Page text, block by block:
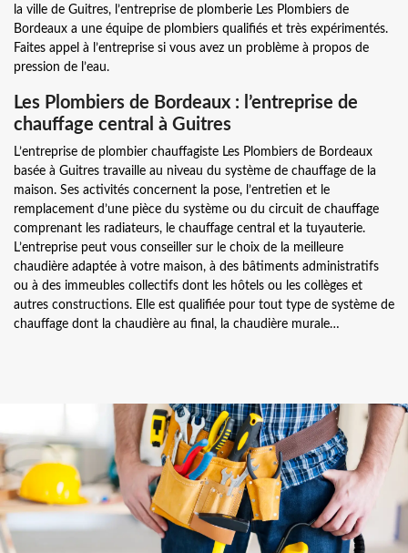
la ville de Guitres, l’entreprise de plomberie Les Plombiers de
Bordeaux a une équipe de plombiers qualifiés et très expérimentés.
Faites appel à l’entreprise si vous avez un problème à propos de
pression de l’eau.
Les Plombiers de Bordeaux : l’entreprise de
chauffage central à Guitres
L’entreprise de plombier chauffagiste Les Plombiers de Bordeaux
basée à Guitres travaille au niveau du système de chauffage de la
maison. Ses activités concernent la pose, l’entretien et le
remplacement d’une pièce du système ou du circuit de chauffage
comprenant les radiateurs, le chauffage central et la tuyauterie.
L’entreprise peut vous conseiller sur le choix de la meilleure
chaudière adaptée à votre maison, à des bâtiments administratifs
ou à des immeubles collectifs dont les hôtels ou les collèges et
autres constructions. Elle est qualifiée pour tout type de système de
chauffage dont la chaudière au final, la chaudière murale…